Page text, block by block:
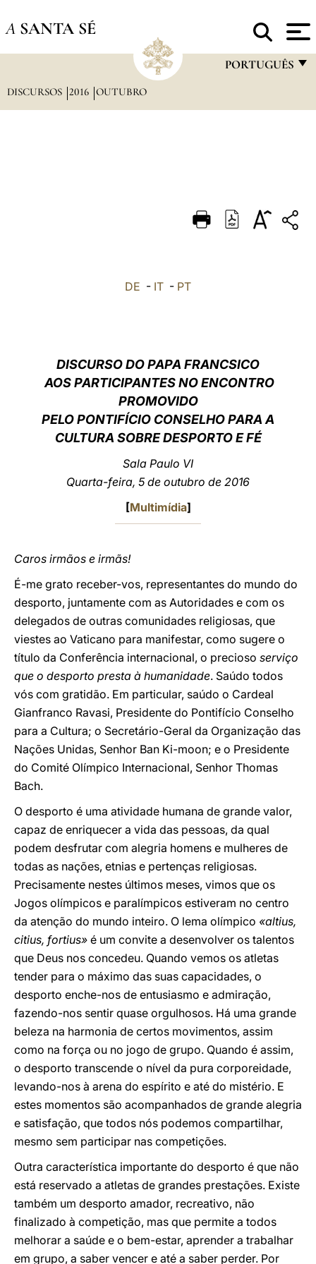
A SANTA SÉ
PORTUGUÊS
DEUTSCH
DISCURSOS 2016 OUTUBRO
DE - IT - PT
DISCURSO DO PAPA FRANCSICO
AOS PARTICIPANTES NO ENCONTRO
PROMOVIDO
PELO PONTIFÍCIO CONSELHO PARA A
CULTURA SOBRE DESPORTO E FÉ
Sala Paulo VI
Quarta-feira, 5 de outubro de 2016
[Multimídia]
Caros irmãos e irmãs!
É-me grato receber-vos, representantes do mundo do
desporto, juntamente com as Autoridades e com os
delegados de outras comunidades religiosas, que
viestes ao Vaticano para manifestar, como sugere o
título da Conferência internacional, o precioso serviço
que o desporto presta à humanidade. Saúdo todos
vós com gratidão. Em particular, saúdo o Cardeal
Gianfranco Ravasi, Presidente do Pontifício Conselho
para a Cultura; o Secretário-Geral da Organização das
Nações Unidas, Senhor Ban Ki-moon; e o Presidente
do Comité Olímpico Internacional, Senhor Thomas
Bach.
O desporto é uma atividade humana de grande valor,
capaz de enriquecer a vida das pessoas, da qual
podem desfrutar com alegria homens e mulheres de
todas as nações, etnias e pertenças religiosas.
Precisamente nestes últimos meses, vimos que os
Jogos olímpicos e paralímpicos estiveram no centro
da atenção do mundo inteiro. O lema olímpico «altius,
citius, fortius» é um convite a desenvolver os talentos
que Deus nos concedeu. Quando vemos os atletas
tender para o máximo das suas capacidades, o
desporto enche-nos de entusiasmo e admiração,
fazendo-nos sentir quase orgulhosos. Há uma grande
beleza na harmonia de certos movimentos, assim
como na força ou no jogo de grupo. Quando é assim,
o desporto transcende o nível da pura corporeidade,
levando-nos à arena do espírito e até do mistério. E
estes momentos são acompanhados de grande alegria
e satisfação, que todos nós podemos compartilhar,
mesmo sem participar nas competições.
Outra característica importante do desporto é que não
está reservado a atletas de grandes prestações. Existe
também um desporto amador, recreativo, não
finalizado à competição, mas que permite a todos
melhorar a saúde e o bem-estar, aprender a trabalhar
em grupo, a saber vencer e até a saber perder. Por